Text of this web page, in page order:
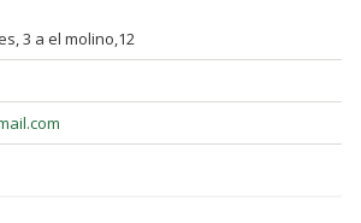
3 a el molino,12